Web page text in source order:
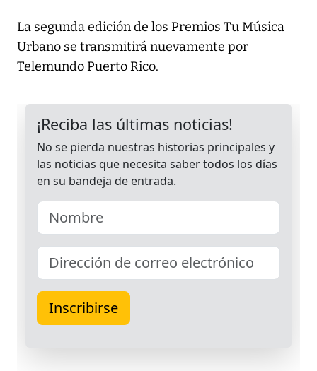
La segunda edición de los Premios Tu Música
Urbano se transmitirá nuevamente por
Telemundo Puerto Rico.